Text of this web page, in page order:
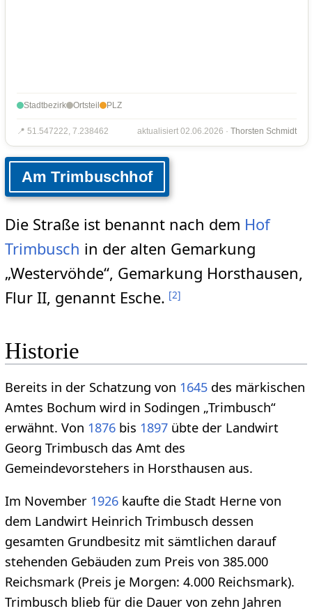
Stadtbezirk Ortsteil PLZ
📍 51.547222, 7.238462 aktualisiert 02.06.2026 ·Thorsten Schmidt
Am Trimbuschhof
Die Straße ist benannt nach dem Hof
Trimbusch in der alten Gemarkung
„Westervöhde“, Gemarkung Horsthausen,
Flur II, genannt Esche. [2]
Historie
Bereits in der Schatzung von 1645des märkischen
Amtes Bochum wird in Sodingen „Trimbusch“
erwähnt. Von 1876bis 1897übte der Landwirt
Georg Trimbusch das Amt des
Gemeindevorstehers in Horsthausen aus.
Im November 1926kaufte die Stadt Herne von
dem Landwirt Heinrich Trimbusch dessen
gesamten Grundbesitz mit sämtlichen darauf
stehenden Gebäuden zum Preis von 385.000
Reichsmark (Preis je Morgen: 4.000 Reichsmark).
Trimbusch blieb für die Dauer von zehn Jahren